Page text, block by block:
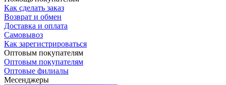
Как сделать заказ
Возврат и обмен
Доставка и оплата
Самовывоз
Как зарегистрироваться
Оптовым покупателям
Оптовым покупателям
Оптовые филиалы
Месенджеры